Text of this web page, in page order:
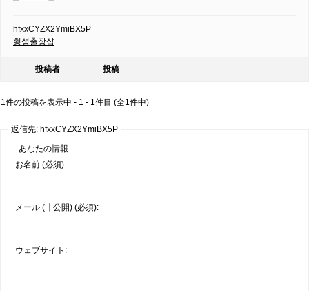
hfxxCYZX2YmiBX5P
횡성출장샵
投稿者 投稿
1件の投稿を表示中 - 1 - 1件目 (全1件中)
返信先: hfxxCYZX2YmiBX5P
あなたの情報:
お名前 (必須)
メール (非公開) (必須):
ウェブサイト: